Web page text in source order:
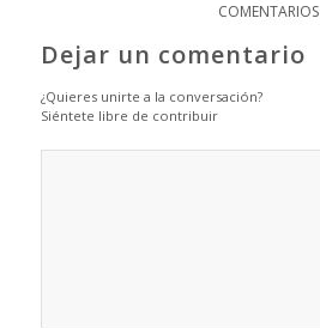
COMENTARIOS
Dejar un comentario
¿Quieres unirte a la conversación?
Siéntete libre de contribuir